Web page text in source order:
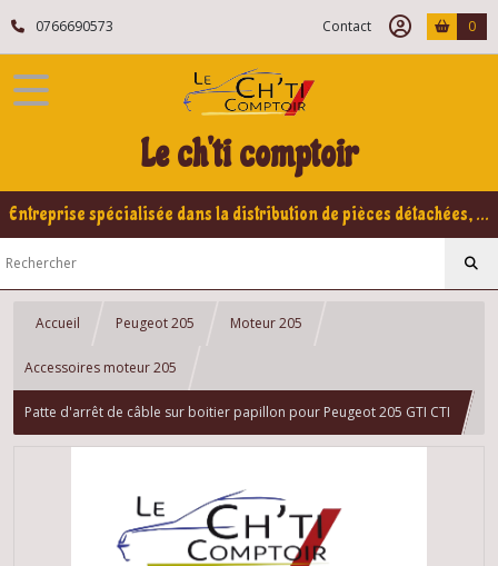
0766690573 Contact 0
Le ch'ti comptoir
Entreprise spécialisée dans la distribution de pièces détachées, refabrication pour voitures Yountimers Peugeot 205 GTI, 309 GTI - GTI16
Accueil Peugeot 205 Moteur 205
Accessoires moteur 205
Patte d'arrêt de câble sur boitier papillon pour Peugeot 205 GTI CTI